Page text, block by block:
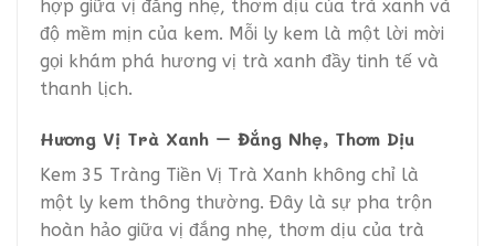
hợp giữa vị đắng nhẹ, thơm dịu của trà xanh và
độ mềm mịn của kem. Mỗi ly kem là một lời mời
gọi khám phá hương vị trà xanh đầy tinh tế và
thanh lịch.
Hương Vị Trà Xanh – Đắng Nhẹ, Thơm Dịu
Kem 35 Tràng Tiền Vị Trà Xanh không chỉ là
một ly kem thông thường. Đây là sự pha trộn
hoàn hảo giữa vị đắng nhẹ, thơm dịu của trà